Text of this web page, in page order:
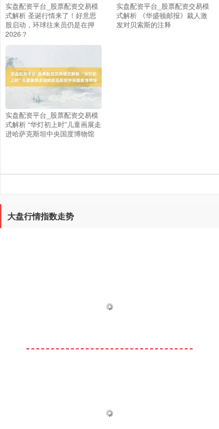
实盘配资平台_股票配资交易模
式解析 圣诞行情来了！好意思
股启动，环球往来员仍是在押
2026？
实盘配资平台_股票配资交易模
式解析 《华盛顿邮报》裁人激
发对贝索斯的注释
实盘配资平台_股票配资交易模
式解析 “华灯初上时”儿童画展走
进哈萨克斯坦中央国度博物馆
大盘行情指数走势